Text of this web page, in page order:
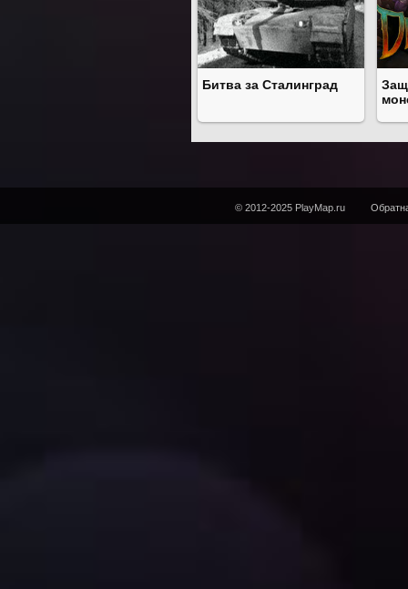
Битва за Сталинград
© 2012-2025 PlayMap.ru